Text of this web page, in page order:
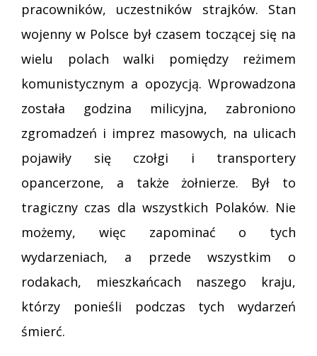
pracowników, uczestników strajków. Stan
wojenny w Polsce był czasem toczącej się na
wielu polach walki pomiędzy reżimem
komunistycznym a opozycją. Wprowadzona
została godzina milicyjna, zabroniono
zgromadzeń i imprez masowych, na ulicach
pojawiły się czołgi i transportery
opancerzone, a także żołnierze. Był to
tragiczny czas dla wszystkich Polaków. Nie
możemy, więc zapominać o tych
wydarzeniach, a przede wszystkim o
rodakach, mieszkańcach naszego kraju,
którzy ponieśli podczas tych wydarzeń
śmierć.